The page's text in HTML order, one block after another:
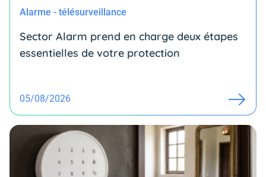
Alarme - télésurveillance
Sector Alarm prend en charge deux étapes
essentielles de votre protection
05/08/2026